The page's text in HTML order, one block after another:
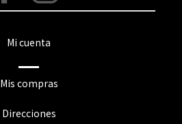
Mi cuenta
Mis compras
Direcciones